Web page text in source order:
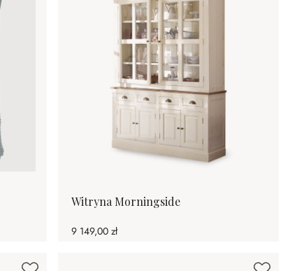
Witryna Morningside
9 149,00 zł